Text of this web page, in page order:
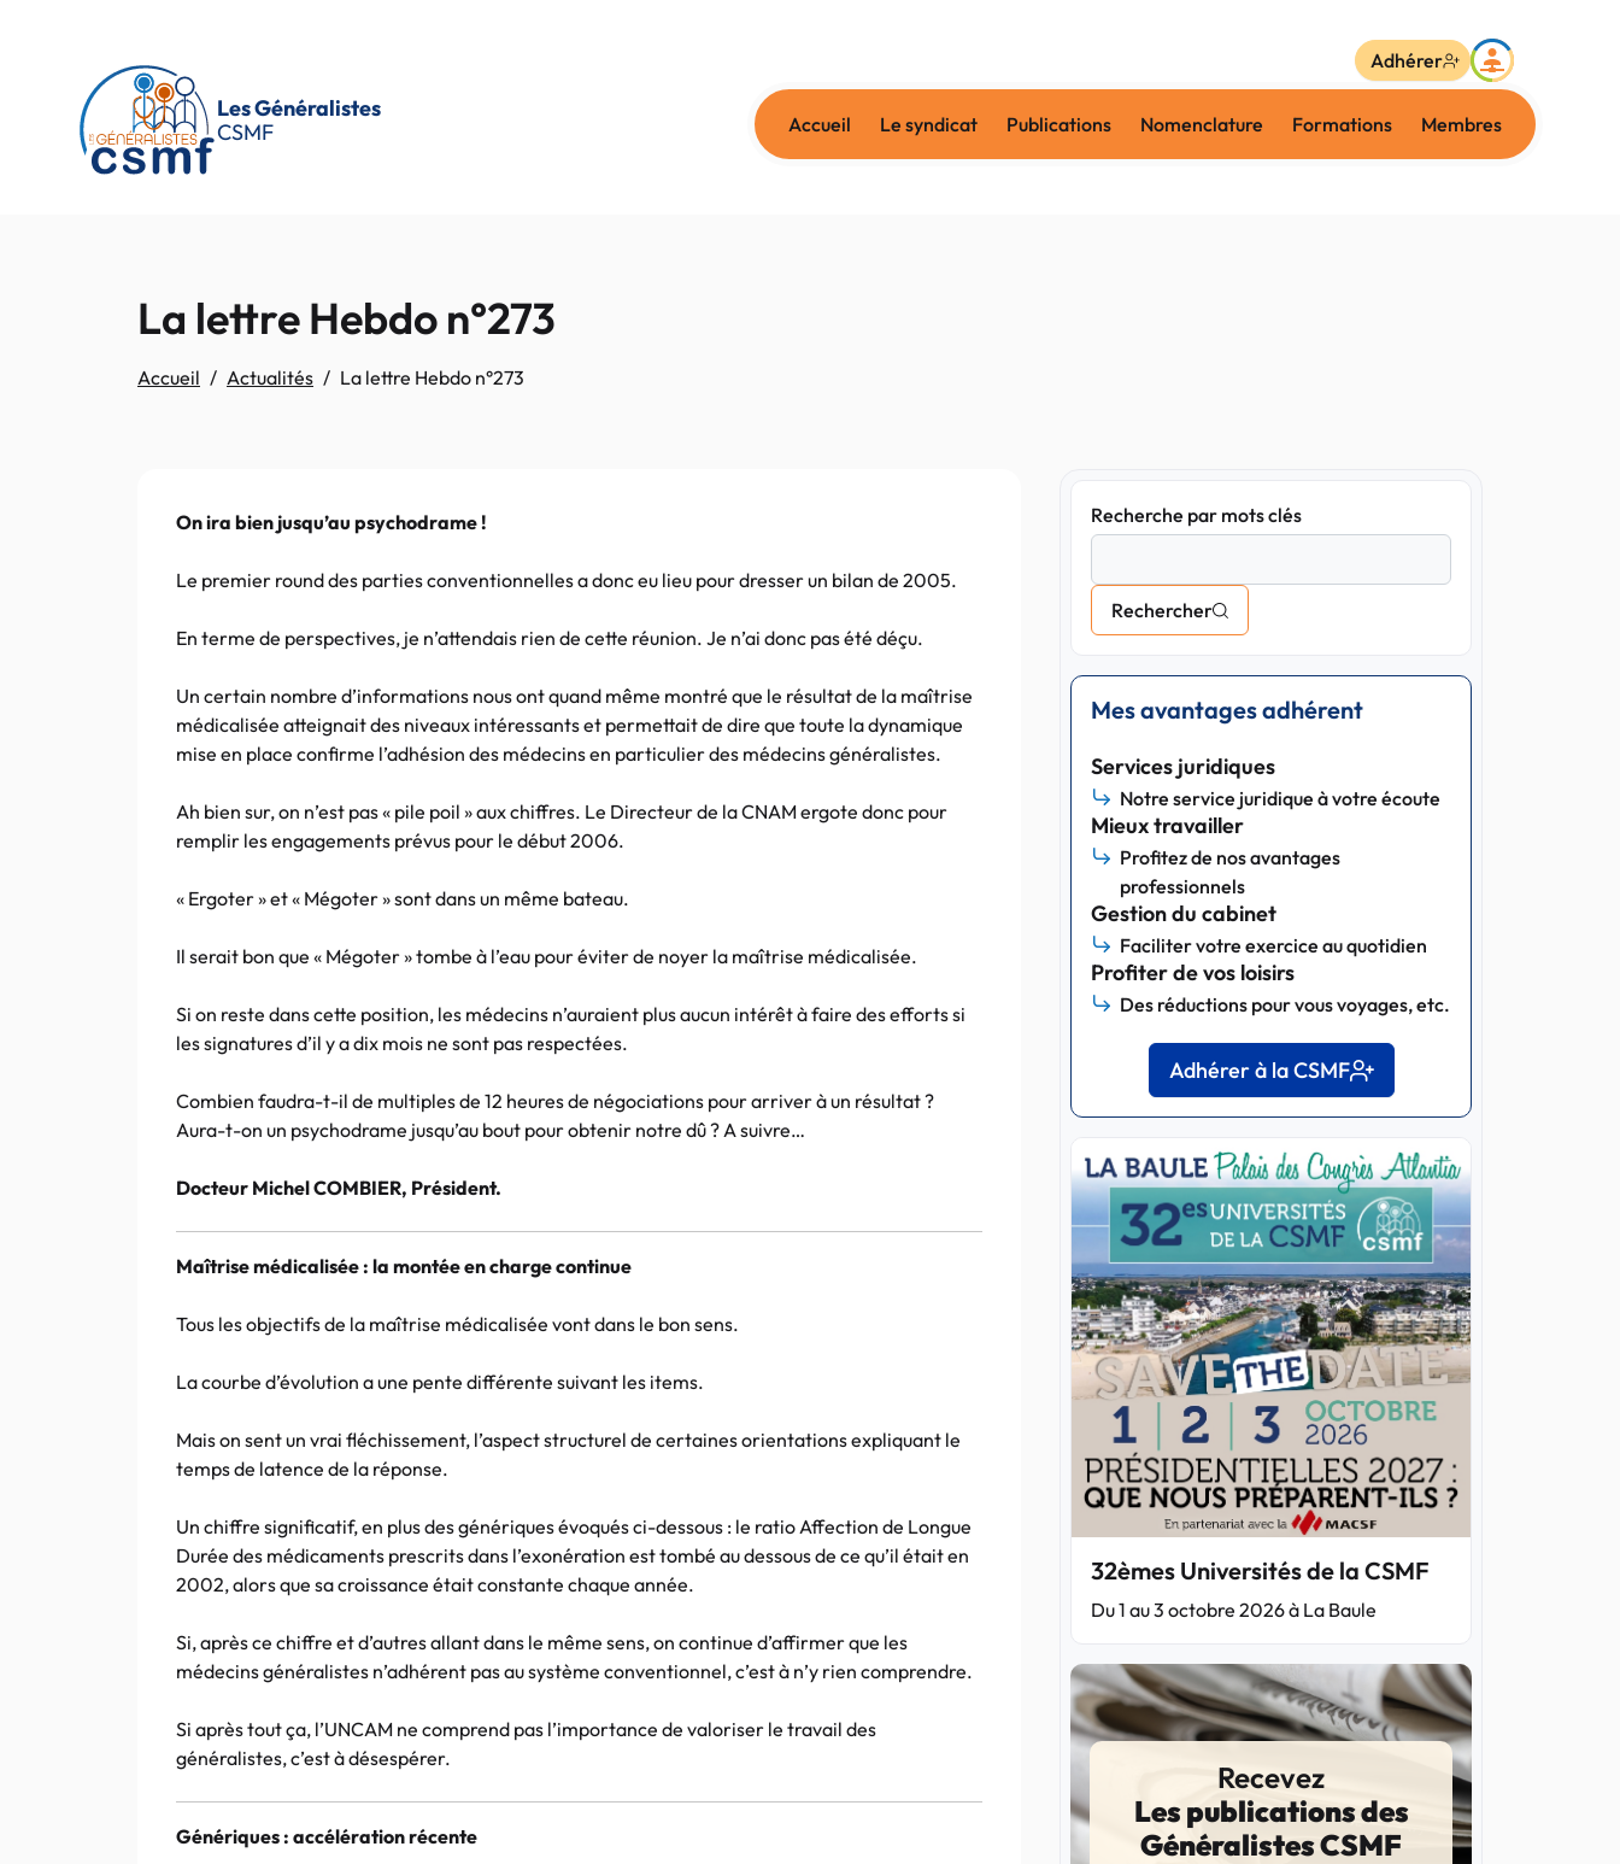
Les Généralistes
CSMF
Accueil Le syndicat Publications Nomenclature Formations Membres
Adhérer
La lettre Hebdo n°273
Accueil Actualités La lettre Hebdo n°273
On ira bien jusqu’au psychodrame !
Le premier round des parties conventionnelles a donc eu lieu pour dresser un bilan de 2005.
En terme de perspectives, je n’attendais rien de cette réunion. Je n’ai donc pas été déçu.
Un certain nombre d’informations nous ont quand même montré que le résultat de la maîtrise
médicalisée atteignait des niveaux intéressants et permettait de dire que toute la dynamique
mise en place confirme l’adhésion des médecins en particulier des médecins généralistes.
Ah bien sur, on n’est pas « pile poil » aux chiffres. Le Directeur de la CNAM ergote donc pour
remplir les engagements prévus pour le début 2006.
« Ergoter » et « Mégoter » sont dans un même bateau.
Il serait bon que « Mégoter » tombe à l’eau pour éviter de noyer la maîtrise médicalisée.
Si on reste dans cette position, les médecins n’auraient plus aucun intérêt à faire des efforts si
les signatures d’il y a dix mois ne sont pas respectées.
Combien faudra-t-il de multiples de 12 heures de négociations pour arriver à un résultat ?
Aura-t-on un psychodrame jusqu’au bout pour obtenir notre dû ? A suivre…
Docteur Michel COMBIER, Président.
Maîtrise médicalisée : la montée en charge continue
Tous les objectifs de la maîtrise médicalisée vont dans le bon sens.
La courbe d’évolution a une pente différente suivant les items.
Mais on sent un vrai fléchissement, l’aspect structurel de certaines orientations expliquant le
temps de latence de la réponse.
Un chiffre significatif, en plus des génériques évoqués ci-dessous : le ratio Affection de Longue
Durée des médicaments prescrits dans l’exonération est tombé au dessous de ce qu’il était en
2002, alors que sa croissance était constante chaque année.
Si, après ce chiffre et d’autres allant dans le même sens, on continue d’affirmer que les
médecins généralistes n’adhérent pas au système conventionnel, c’est à n’y rien comprendre.
Si après tout ça, l’UNCAM ne comprend pas l’importance de valoriser le travail des
généralistes, c’est à désespérer.
Génériques : accélération récente
Recherche par mots clés
Rechercher
Mes avantages adhérent
Services juridiques
Notre service juridique à votre écoute
Mieux travailler
Profitez de nos avantages
professionnels
Gestion du cabinet
Faciliter votre exercice au quotidien
Profiter de vos loisirs
Des réductions pour vous voyages, etc.
Adhérer à la CSMF
32èmes Universités de la CSMF
Du 1 au 3 octobre 2026 à La Baule
Recevez
Les publications des
Généralistes CSMF